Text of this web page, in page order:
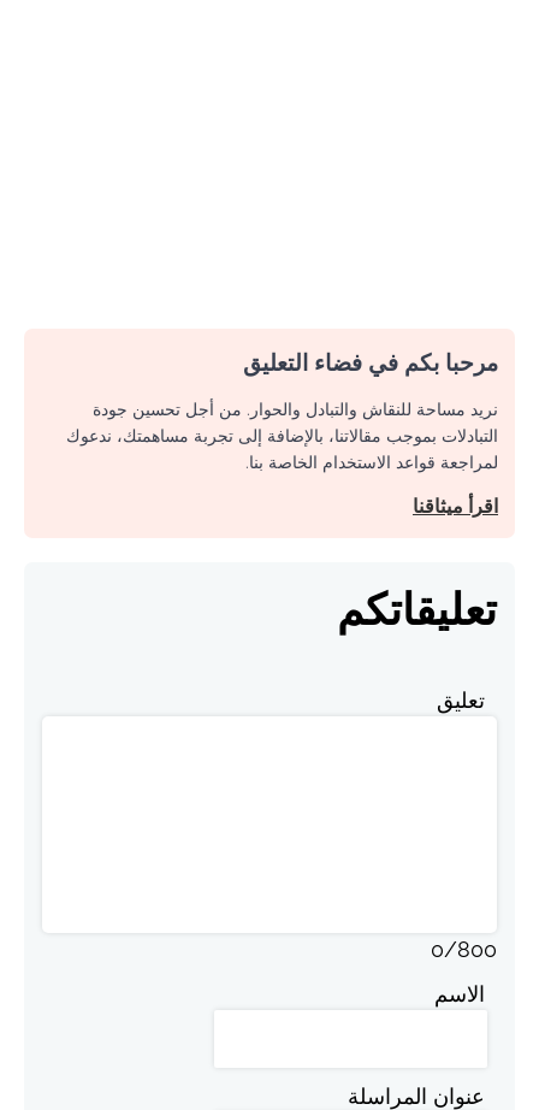
مرحبا بكم في فضاء التعليق
نريد مساحة للنقاش والتبادل والحوار. من أجل تحسين جودة
التبادلات بموجب مقالاتنا، بالإضافة إلى تجربة مساهمتك، ندعوك
لمراجعة قواعد الاستخدام الخاصة بنا.
اقرأ ميثاقنا
تعليقاتكم
تعليق
0/800
الاسم
عنوان المراسلة